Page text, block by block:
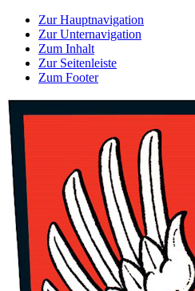
Zur Hauptnavigation
Zur Unternavigation
Zum Inhalt
Zur Seitenleiste
Zum Footer